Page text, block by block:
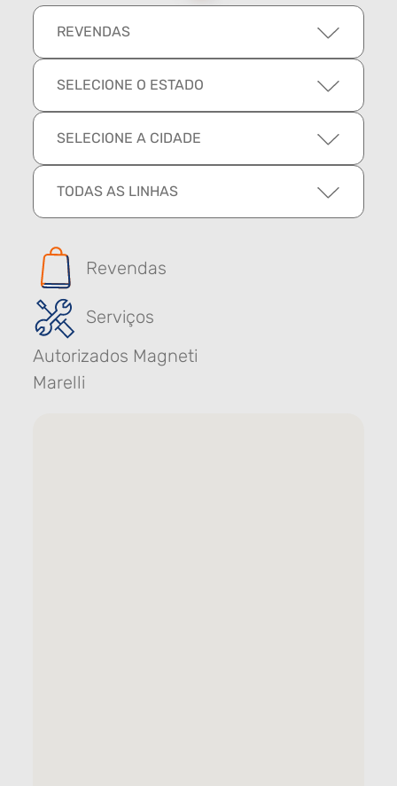
REVENDAS
SELECIONE O ESTADO
SELECIONE A CIDADE
TODAS AS LINHAS
Revendas
Serviços
Autorizados Magneti
Marelli